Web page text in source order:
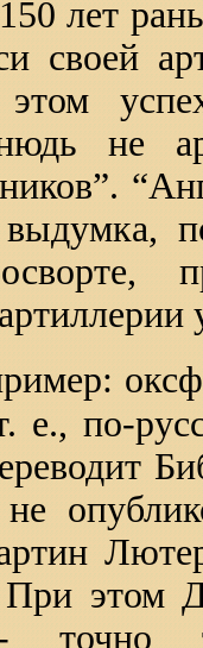
лет
своей
не
е., по-
этом
точно